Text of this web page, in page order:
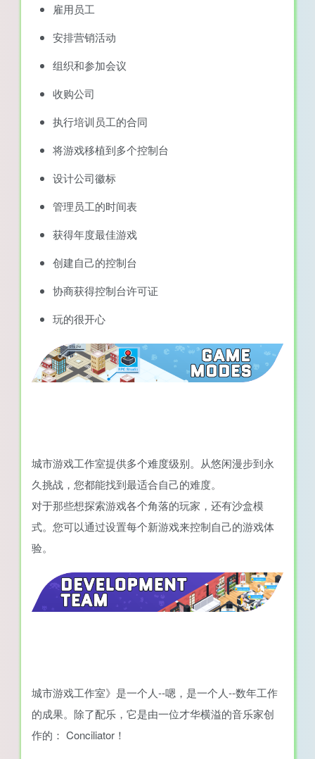
雇用员工
安排营销活动
组织和参加会议
收购公司
执行培训员工的合同
将游戏移植到多个控制台
设计公司徽标
管理员工的时间表
获得年度最佳游戏
创建自己的控制台
协商获得控制台许可证
玩的很开心
城市游戏工作室提供多个难度级别。从悠闲漫步到永
久挑战，您都能找到最适合自己的难度。
对于那些想探索游戏各个角落的玩家，还有沙盒模
式。您可以通过设置每个新游戏来控制自己的游戏体
验。
城市游戏工作室》是一个人--嗯，是一个人--数年工作
的成果。除了配乐，它是由一位才华横溢的音乐家创
作的： Conciliator！